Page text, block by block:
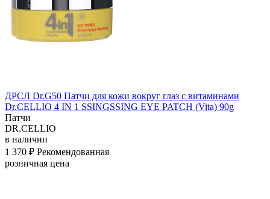
ДРСЛ Dr.G50 Патчи для кожи вокруг глаз с витаминами
Dr.CELLIO 4 IN 1 SSINGSSING EYE PATCH (Vita) 90g
Патчи
DR.CELLIO
в наличии
1 370 ₽ Рекомендованная
розничная цена